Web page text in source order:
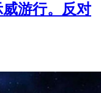
游行。反对